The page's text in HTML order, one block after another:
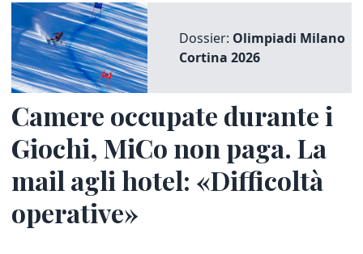
Dossier: Olimpiadi Milano
Cortina 2026
Camere occupate durante i
Giochi, MiCo non paga. La
mail agli hotel: «Difficoltà
operative»